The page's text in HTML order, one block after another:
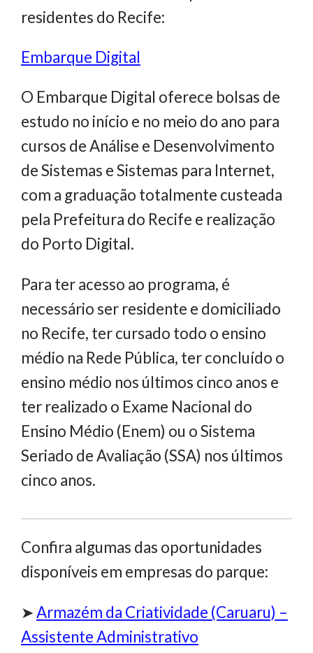
residentes do Recife:
Embarque Digital
O Embarque Digital oferece bolsas de
estudo no início e no meio do ano para
cursos de Análise e Desenvolvimento
de Sistemas e Sistemas para Internet,
com a graduação totalmente custeada
pela Prefeitura do Recife e realização
do Porto Digital.
Para ter acesso ao programa, é
necessário ser residente e domiciliado
no Recife, ter cursado todo o ensino
médio na Rede Pública, ter concluído o
ensino médio nos últimos cinco anos e
ter realizado o Exame Nacional do
Ensino Médio (Enem) ou o Sistema
Seriado de Avaliação (SSA) nos últimos
cinco anos.
Confira algumas das oportunidades
disponíveis em empresas do parque:
➤Armazém da Criatividade (Caruaru) –
Assistente Administrativo